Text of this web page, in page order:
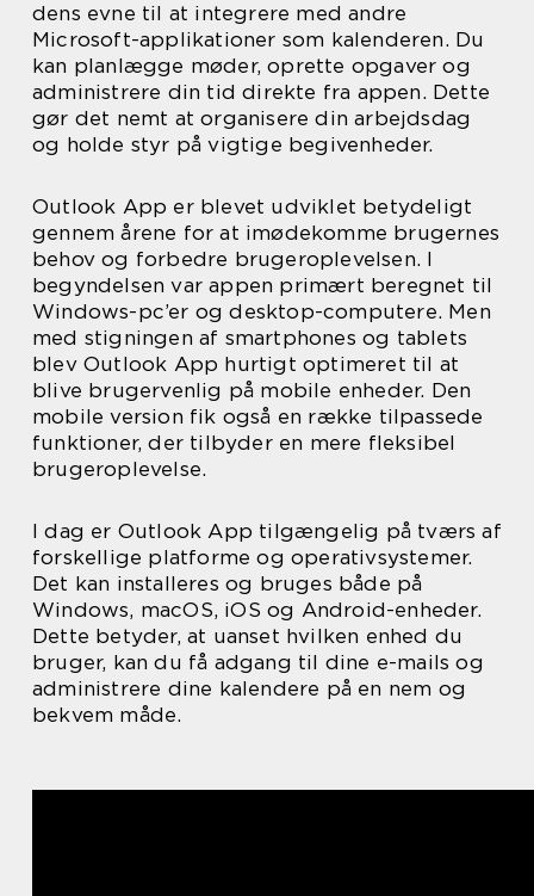
dens evne til at integrere med andre
Microsoft-applikationer som kalenderen. Du
kan planlægge møder, oprette opgaver og
administrere din tid direkte fra appen. Dette
gør det nemt at organisere din arbejdsdag
og holde styr på vigtige begivenheder.
Outlook App er blevet udviklet betydeligt
gennem årene for at imødekomme brugernes
behov og forbedre brugeroplevelsen. I
begyndelsen var appen primært beregnet til
Windows-pc’er og desktop-computere. Men
med stigningen af smartphones og tablets
blev Outlook App hurtigt optimeret til at
blive brugervenlig på mobile enheder. Den
mobile version fik også en række tilpassede
funktioner, der tilbyder en mere fleksibel
brugeroplevelse.
I dag er Outlook App tilgængelig på tværs af
forskellige platforme og operativsystemer.
Det kan installeres og bruges både på
Windows, macOS, iOS og Android-enheder.
Dette betyder, at uanset hvilken enhed du
bruger, kan du få adgang til dine e-mails og
administrere dine kalendere på en nem og
bekvem måde.